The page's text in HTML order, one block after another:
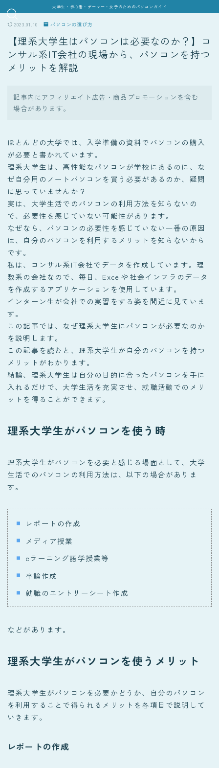
大学生・初心者・ゲーマー・女子のためのパソコンガイド
2023.01.10 パソコンの選び方
【理系大学生はパソコンは必要なのか？】コ
ンサル系IT会社の現場から、パソコンを持つ
メリットを解説
記事内にアフィリエイト広告・商品プロモーションを含む
場合があります。
ほとんどの大学では、入学準備の資料でパソコンの購入
が必要と書かれています。
理系大学生は、高性能なパソコンが学校にあるのに、な
ぜ自分用のノートパソコンを買う必要があるのか、疑問
に思っていませんか？
実は、大学生活でのパソコンの利用方法を知らないの
で、必要性を感じていない可能性があります。
なぜなら、パソコンの必要性を感じていない一番の原因
は、自分のパソコンを利用するメリットを知らないから
です。
私は、コンサル系IT会社でデータを作成しています。理
数系の会社なので、毎日、Excelや社会インフラのデータ
を作成するアプリケーションを使用しています。
インターン生が会社での実習をする姿を間近に見ていま
す。
この記事では、なぜ理系大学生にパソコンが必要なのか
を説明します。
この記事を読むと、理系大学生が自分のパソコンを持つ
メリットがわかります。
結論、理系大学生は自分の目的に合ったパソコンを手に
入れるだけで、大学生活を充実させ、就職活動でのメリ
ットを得ることができます。
理系大学生がパソコンを使う時
理系大学生がパソコンを必要と感じる場面として、大学
生活でのパソコンの利用方法は、以下の場合がありま
す。
レポートの作成
メディア授業
eラーニング語学授業等
卒論作成
就職のエントリーシート作成
などがあります。
理系大学生がパソコンを使うメリット
理系大学生がパソコンを必要かどうか、自分のパソコン
を利用することで得られるメリットを各項目で説明して
いきます。
レポートの作成